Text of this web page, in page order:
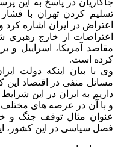
تسلیم کردن تهران با
اعتراض در ایران اشاره
اعتراضات از خارج رهبری
مقاصد آمریکا، اسراییل و
کرده است.
وی با بیان اینکه دولت
مسائل منفی در اقتصاد این
داریم به ایران در این
و با آن در عرصه های
عنوان مثال توقف جنگ و
فصل سیاسی در این کشور،